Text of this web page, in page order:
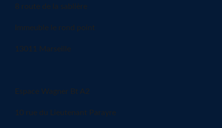
8 route de la sablière
Immeuble le rond point
13011 Marseille
Espace Wagner Bt A2
10 rue du Lieutenant Parayre